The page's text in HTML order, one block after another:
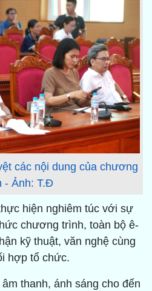
các nội dung của chương
- Ảnh: T.Đ
hiện nghiêm túc với sự
chương trình, toàn bộ ê-
kỹ thuật, văn nghệ cùng
hợp tổ chức.
thanh, ánh sáng cho đến